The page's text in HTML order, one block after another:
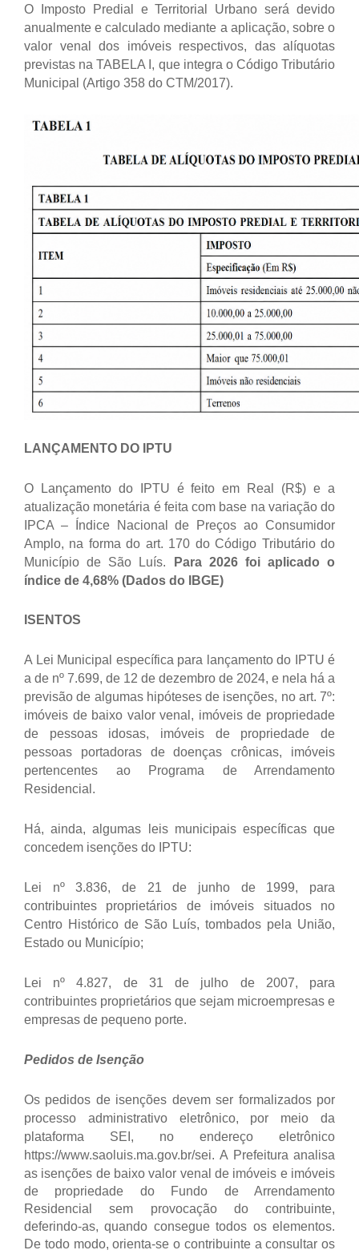
O Imposto Predial e Territorial Urbano será devido
anualmente e calculado mediante a aplicação, sobre o
valor venal dos imóveis respectivos, das alíquotas
previstas na TABELA I, que integra o Código Tributário
Municipal (Artigo 358 do CTM/2017).
LANÇAMENTO DO IPTU
O Lançamento do IPTU é feito em Real (R$) e a
atualização monetária é feita com base na variação do
IPCA – Índice Nacional de Preços ao Consumidor
Amplo, na forma do art. 170 do Código Tributário do
Município de São Luís.
Para 2026 foi aplicado o
índice de 4,68% (Dados do IBGE)
ISENTOS
A Lei Municipal específica para lançamento do IPTU é
a de nº 7.699, de 12 de dezembro de 2024, e nela há a
previsão de algumas hipóteses de isenções, no art. 7º:
imóveis de baixo valor venal, imóveis de propriedade
de pessoas idosas, imóveis de propriedade de
pessoas portadoras de doenças crônicas, imóveis
pertencentes ao Programa de Arrendamento
Residencial.
Há, ainda, algumas leis municipais específicas que
concedem isenções do IPTU:
Lei nº 3.836, de 21 de junho de 1999, para
contribuintes proprietários de imóveis situados no
Centro Histórico de São Luís, tombados pela União,
Estado ou Município;
Lei nº 4.827, de 31 de julho de 2007, para
contribuintes proprietários que sejam microempresas e
empresas de pequeno porte.
Pedidos de Isenção
Os pedidos de isenções devem ser formalizados por
processo administrativo eletrônico, por meio da
plataforma SEI, no endereço eletrônico
https://www.saoluis.ma.gov.br/sei.A Prefeitura analisa
as isenções de baixo valor venal de imóveis e imóveis
de propriedade do Fundo de Arrendamento
Residencial sem provocação do contribuinte,
deferindo-as, quando consegue todos os elementos.
De todo modo, orienta-se o contribuinte a consultar os